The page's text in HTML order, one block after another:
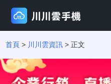
首頁 > 川川雲資訊 > 正文